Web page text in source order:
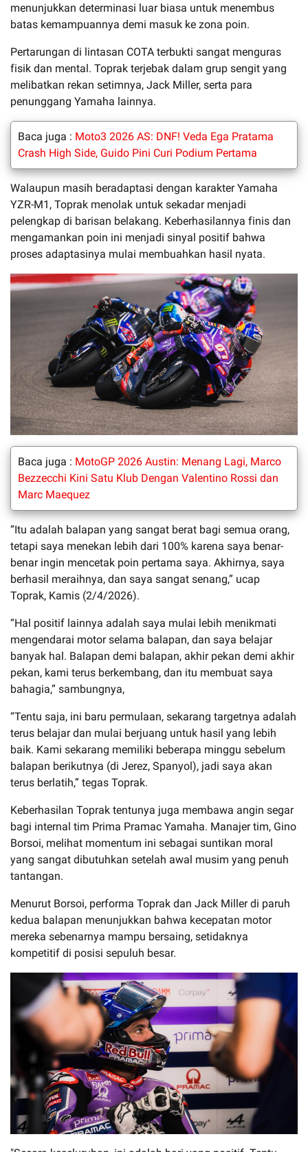
menunjukkan determinasi luar biasa untuk menembus
batas kemampuannya demi masuk ke zona poin.
Pertarungan di lintasan COTA terbukti sangat menguras
fisik dan mental. Toprak terjebak dalam grup sengit yang
melibatkan rekan setimnya, Jack Miller, serta para
penunggang Yamaha lainnya.
Baca juga : Moto3 2026 AS: DNF! Veda Ega Pratama
Crash High Side, Guido Pini Curi Podium Pertama
Walaupun masih beradaptasi dengan karakter Yamaha
YZR-M1, Toprak menolak untuk sekadar menjadi
pelengkap di barisan belakang. Keberhasilannya finis dan
mengamankan poin ini menjadi sinyal positif bahwa
proses adaptasinya mulai membuahkan hasil nyata.
Baca juga : MotoGP 2026 Austin: Menang Lagi, Marco
Bezzecchi Kini Satu Klub Dengan Valentino Rossi dan
Marc Maequez
“Itu adalah balapan yang sangat berat bagi semua orang,
tetapi saya menekan lebih dari 100% karena saya benar-
benar ingin mencetak poin pertama saya. Akhirnya, saya
berhasil meraihnya, dan saya sangat senang,” ucap
Toprak, Kamis (2/4/2026).
“Hal positif lainnya adalah saya mulai lebih menikmati
mengendarai motor selama balapan, dan saya belajar
banyak hal. Balapan demi balapan, akhir pekan demi akhir
pekan, kami terus berkembang, dan itu membuat saya
bahagia,” sambungnya,
“Tentu saja, ini baru permulaan, sekarang targetnya adalah
terus belajar dan mulai berjuang untuk hasil yang lebih
baik. Kami sekarang memiliki beberapa minggu sebelum
balapan berikutnya (di Jerez, Spanyol), jadi saya akan
terus berlatih,” tegas Toprak.
Keberhasilan Toprak tentunya juga membawa angin segar
bagi internal tim Prima Pramac Yamaha. Manajer tim, Gino
Borsoi, melihat momentum ini sebagai suntikan moral
yang sangat dibutuhkan setelah awal musim yang penuh
tantangan.
Menurut Borsoi, performa Toprak dan Jack Miller di paruh
kedua balapan menunjukkan bahwa kecepatan motor
mereka sebenarnya mampu bersaing, setidaknya
kompetitif di posisi sepuluh besar.